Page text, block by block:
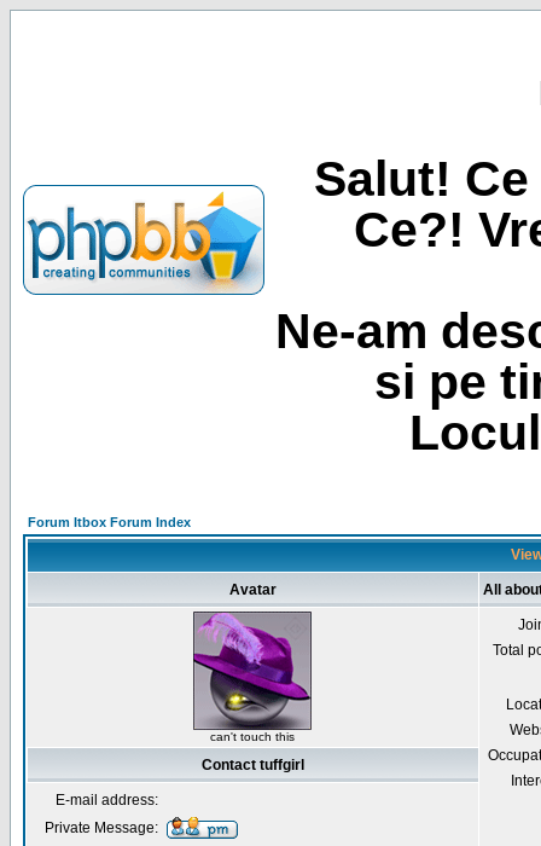
Salut!
Ce?!
Ne-am
si pe
Forum Itbox Forum Index
Avatar All
can't touch this
Total
Contact tuffgirl
E-mail address:
Private Message: